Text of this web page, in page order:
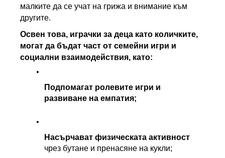
малките да се учат на грижа и внимание към
другите.
Освен това, играчки за деца като количките,
могат да бъдат част от семейни игри и
социални взаимодействия, като:
Подпомагат ролевите игри и
развиване на емпатия;
Насърчават физическата активност
чрез бутане и пренасяне на кукли;